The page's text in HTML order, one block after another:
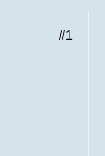
#1